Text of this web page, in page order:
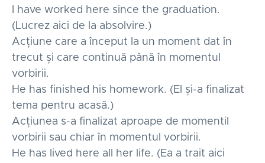
I have worked here since the graduation.
(Lucrez aici de la absolvire.)
Acțiune care a început la un moment dat în
trecut și care continuă până în momentul
vorbirii.
He has finished his homework. (El și-a finalizat
tema pentru acasă.)
Acțiunea s-a finalizat aproape de momentil
vorbirii sau chiar în momentul vorbirii.
He has lived here all her life. (Ea a trait aici